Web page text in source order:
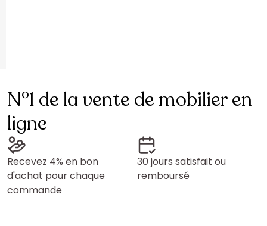
N°1 de la vente de mobilier en
ligne
Recevez 4% en bon
d'achat pour chaque
commande
30 jours satisfait ou
remboursé